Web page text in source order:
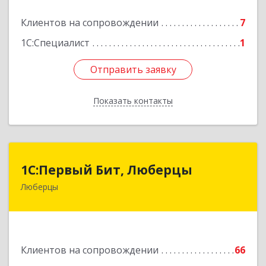
Клиентов на сопровождении
7
1С:Специалист
1
Отправить заявку
Показать контакты
Отправить заявку
Назад
1С:Первый Бит, Люберцы
Люберцы
Клиентов на сопровождении
66
1С:Первый Бит, Люберцы
140009, Московская обл, Люберецкий р-н,